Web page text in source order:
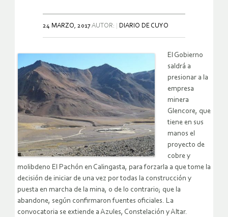
24 MARZO, 2017AUTOR: DIARIO DE CUYO
El Gobierno
saldrá a
presionar a la
empresa
minera
Glencore, que
tiene en sus
manos el
proyecto de
cobre y
molibdeno El Pachón en Calingasta, para forzarla a que tome la
decisión de iniciar de una vez por todas la construcción y
puesta en marcha de la mina, o de lo contrario; que la
abandone, según confirmaron fuentes oficiales. La
convocatoria se extiende a Azules, Constelación y Altar.